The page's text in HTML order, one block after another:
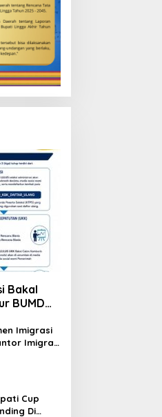
Bakal
BUMD
Imigrasi
Imigrasi
Cup
Di